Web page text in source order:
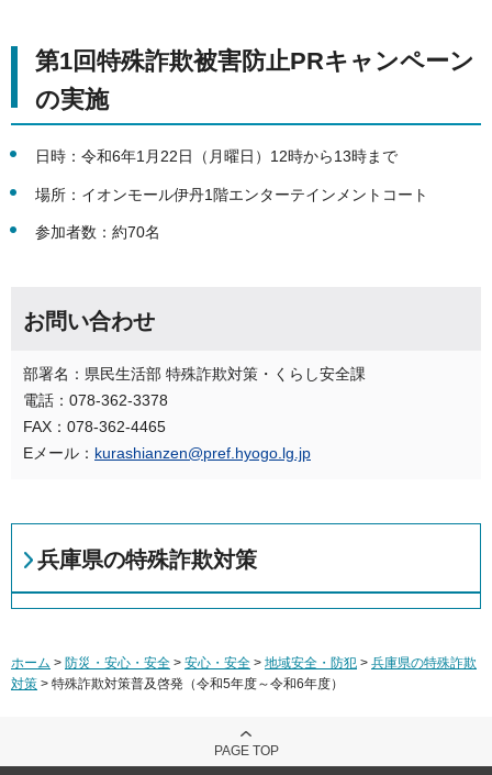
第1回特殊詐欺被害防止PRキャンペーン
の実施
日時：令和6年1月22日（月曜日）12時から13時まで
場所：イオンモール伊丹1階エンターテインメントコート
参加者数：約70名
お問い合わせ
部署名：県民生活部 特殊詐欺対策・くらし安全課
電話：078-362-3378
FAX：078-362-4465
Eメール： kurashianzen@pref.hyogo.lg.jp
兵庫県の特殊詐欺対策
ホーム > 防災・安心・安全 > 安心・安全 > 地域安全・防犯 > 兵庫県の特殊詐欺
対策 > 特殊詐欺対策普及啓発（令和5年度～令和6年度）
PAGE TOP